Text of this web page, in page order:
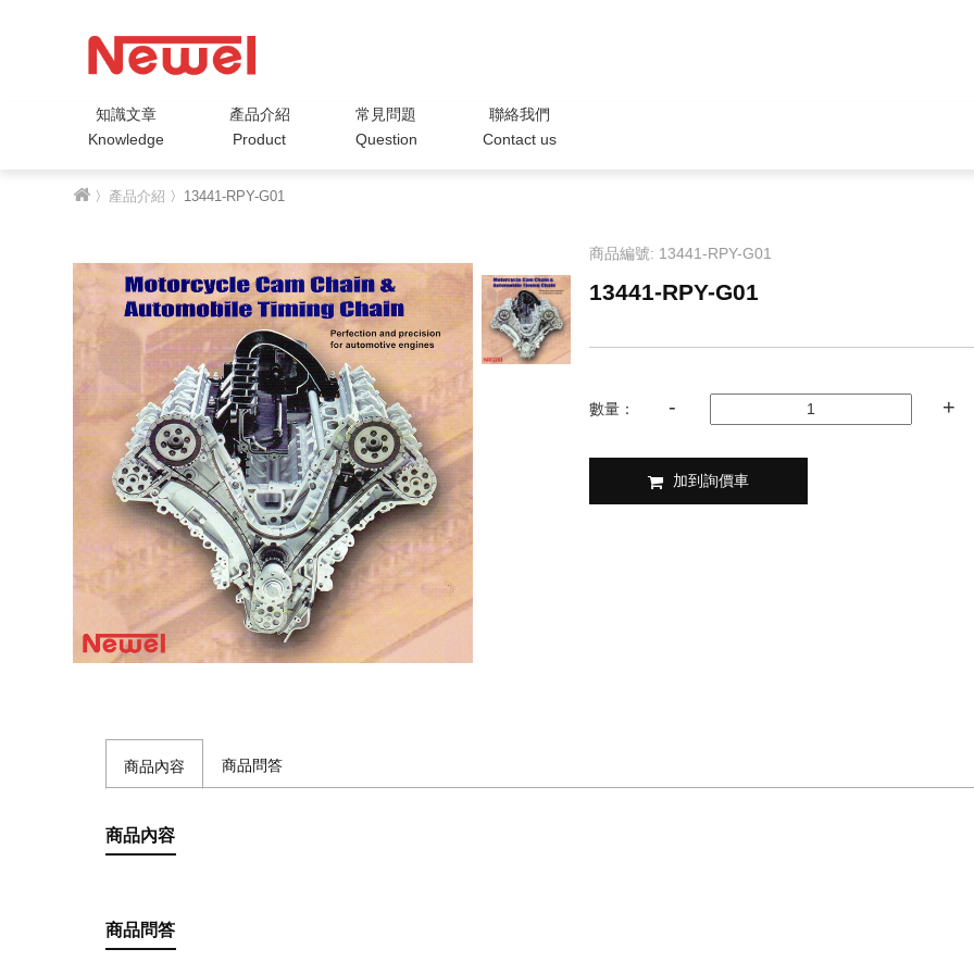
知識文章
Knowledge
產品介紹
Product
常見問題
Question
聯絡我們
Contact us
〉 產品介紹 〉13441-RPY-G01
商品編號: 13441-RPY-G01
13441-RPY-G01
數量：
加到詢價車
商品內容 商品問答
商品內容
商品問答